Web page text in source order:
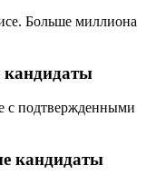
Больше миллиона
кандидаты
с подтвержденными
кандидаты